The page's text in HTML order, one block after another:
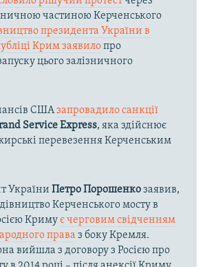
частиною Керченського
президента України в
Крим заявилопро
цього залізничного
СШАзапровадило санкції
Service Express, яка здійснює
перевезення Керченським
України Петро Порошенкозаявив,
Керченського мосту в
Кримує черговим свідченням
права з боку Кремля.
вийшла з договору з Росією про